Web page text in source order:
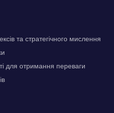
та стратегічного мислення
для отримання переваги